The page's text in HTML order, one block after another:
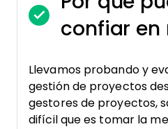
confiar en
Llevamos probando y
gestión de proyectos
gestores de proyectos,
difícil que es tomar la